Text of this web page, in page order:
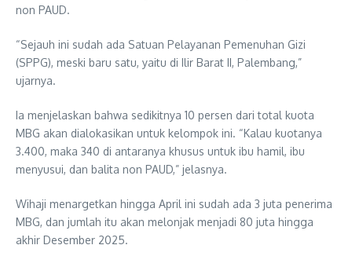
non PAUD.
“Sejauh ini sudah ada Satuan Pelayanan Pemenuhan Gizi
(SPPG), meski baru satu, yaitu di Ilir Barat II, Palembang,”
ujarnya.
Ia menjelaskan bahwa sedikitnya 10 persen dari total kuota
MBG akan dialokasikan untuk kelompok ini. “Kalau kuotanya
3.400, maka 340 di antaranya khusus untuk ibu hamil, ibu
menyusui, dan balita non PAUD,” jelasnya.
Wihaji menargetkan hingga April ini sudah ada 3 juta penerima
MBG, dan jumlah itu akan melonjak menjadi 80 juta hingga
akhir Desember 2025.